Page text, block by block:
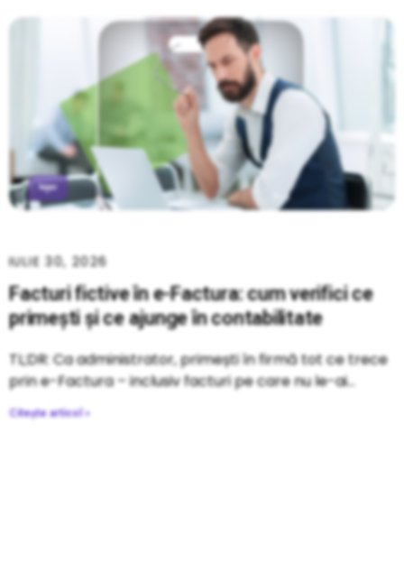
Facturi fictive în e-Factura: cum verifici ce
primești și ce ajunge în contabilitate
IULIE 30, 2026
TL;DR: Ca administrator, primești în firmă tot ce trece
prin e-Factura – inclusiv facturi pe care nu le-ai
Citește articol »